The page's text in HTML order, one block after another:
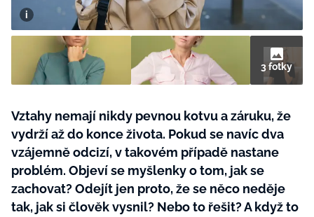
Rady a tipy
SVĚT ŽENY - 599 KČ
ROČNÍ PŘEDPLATNÉ SVĚT ŽENY +
SADA PRODUKTŮ MANA (10 ks)
3 fotky
Vztahy nemají nikdy pevnou kotvu a záruku, že
vydrží až do konce života. Pokud se navíc dva
vzájemně odcizí, v takovém případě nastane
problém. Objeví se myšlenky o tom, jak se
zachovat? Odejít jen proto, že se něco neděje
tak, jak si člověk vysnil? Nebo to řešit? A když to